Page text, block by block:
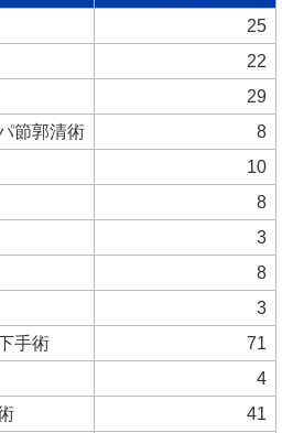
25
22
29
節郭清術
8
10
8
3
8
3
手術
71
4
41